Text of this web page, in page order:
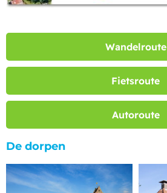
Wandelroute
Fietsroute
Autoroute
De dorpen